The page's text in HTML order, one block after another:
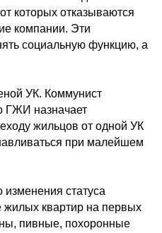
которых отказываются
компании. Эти
социальную функцию, а
УК. Коммунист
ГЖИ назначает
жильцов от одной УК
при малейшем
изменения статуса
квартир на первых
пивные, похоронные